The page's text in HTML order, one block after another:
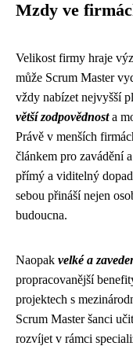
Mzdy ve
Velikost firmy hraje
může Scrum Master
vždy nabízet nejvyšší
větší zodpovědnosta
Právě v menších
článkem pro zavádění
přímý a viditelný
sebou přináší nejen
budoucna.
Naopak velké a
propracovanější
projektech s
Scrum Master šanci
rozvíjet v rámci